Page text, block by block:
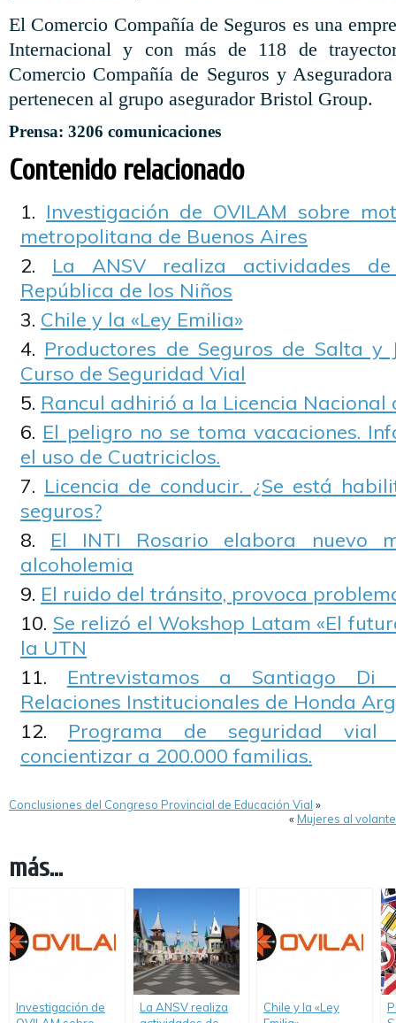
El Comercio Compañía de Seguros es una
Internacional y con más de 118 de
Comercio Compañía de Seguros y
pertenecen al grupo asegurador Bristol Group.
Prensa: 3206 comunicaciones
Contenido relacionado
Investigación de OVILAM sobre
metropolitana de Buenos Aires
La ANSV realiza actividades
República de los Niños
Chile y la «Ley Emilia»
Productores de Seguros de Salta y
Curso de Seguridad Vial
Rancul adhirió a la Licencia Nacional
El peligro no se toma vacaciones.
el uso de Cuatriciclos.
Licencia de conducir. ¿Se está
seguros?
El INTI Rosario elabora nuevo
alcoholemia
El ruido del tránsito, provoca
Se relizó el Wokshop Latam «El
la UTN
Entrevistamos a Santiago Di
Relaciones Institucionales de Honda
Programa de seguridad
concientizar a 200.000 familias.
Conclusiones del Congreso Provincial de Educación Vial »
«Mujeres al
más...
Investigación de
La ANSV realiza
Chile y la «Ley